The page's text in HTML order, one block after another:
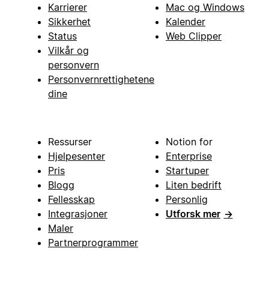
Karrierer
Sikkerhet
Status
Vilkår og
personvern
Personvernrettighetene
dine
Mac og Windows
Kalender
Web Clipper
Ressurser
Hjelpesenter
Pris
Blogg
Fellesskap
Integrasjoner
Maler
Partnerprogrammer
Notion for
Enterprise
Startuper
Liten bedrift
Personlig
Utforsk mer →